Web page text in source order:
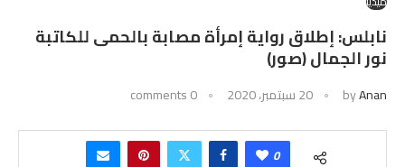
نابلس: إطلاق رواية إمرأة مصابة بالحمى للكاتبة
نور الجمال (صور)
byAnan 20 سبتمبر، 2020 0 comments
0